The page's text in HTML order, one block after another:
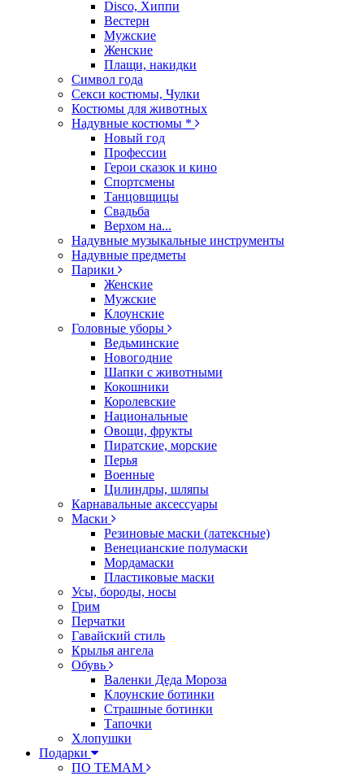
Disco, Хиппи
Вестерн
Мужские
Женские
Плащи, накидки
Символ года
Секси костюмы, Чулки
Костюмы для животных
Надувные костюмы *
Новый год
Профессии
Герои сказок и кино
Спортсмены
Танцовщицы
Свадьба
Верхом на...
Надувные музыкальные инструменты
Надувные предметы
Парики
Женские
Мужские
Клоунские
Головные уборы
Ведьминские
Новогодние
Шапки с животными
Кокошники
Королевские
Национальные
Овощи, фрукты
Пиратские, морские
Перья
Военные
Цилиндры, шляпы
Карнавальные аксессуары
Маски
Резиновые маски (латексные)
Венецианские полумаски
Мордамаски
Пластиковые маски
Усы, бороды, носы
Грим
Перчатки
Гавайский стиль
Крылья ангела
Обувь
Валенки Деда Мороза
Клоунские ботинки
Страшные ботинки
Тапочки
Хлопушки
Подарки
ПО ТЕМАМ